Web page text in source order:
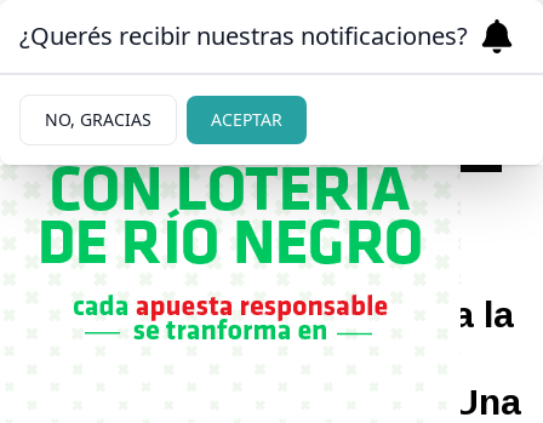
FILOSA | 04/04/2026
Graciela Alfano defendió a la
Pampita y la incomodó: “Una
¿Querés recibir nuestras notificaciones?
NO, GRACIAS ACEPTAR